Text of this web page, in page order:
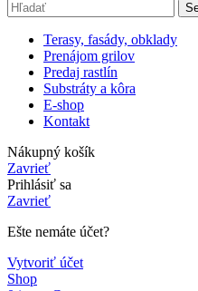
Terasy, fasády, obklady
Prenájom grilov
Predaj rastlín
Substráty a kôra
E-shop
Kontakt
Nákupný košík
Zavrieť
Prihlásiť sa
Zavrieť
Ešte nemáte účet?
Vytvoriť účet
Shop